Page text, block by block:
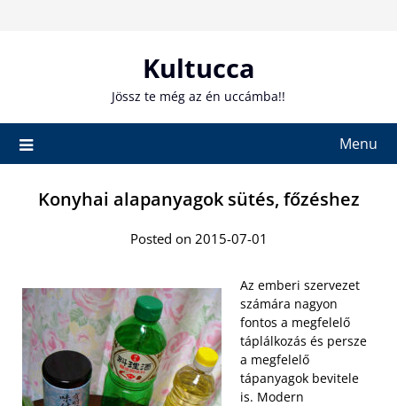
Kultucca
Jössz te még az én uccámba!!
Menu
Konyhai alapanyagok sütés, főzéshez
Posted on 2015-07-01
Az emberi szervezet
számára nagyon
fontos a megfelelő
táplálkozás és persze
a megfelelő
tápanyagok bevitele
is. Modern